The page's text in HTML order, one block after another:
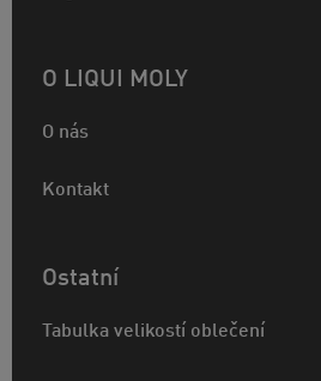
O LIQUI MOLY
O nás
Kontakt
Ostatní
Tabulka velikostí oblečení